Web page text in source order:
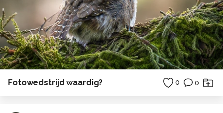
Fotowedstrijd waardig? 0 0